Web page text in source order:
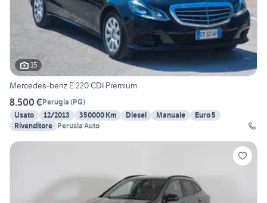
15
Mercedes-benz E 220 CDI Premium
8.500 €Perugia (PG)
Usato
12/2013 350000 Km Diesel Manuale
Euro 5
Rivenditore Perusia Auto